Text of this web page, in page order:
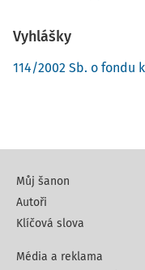
Vyhlášky
114/2002 Sb. o
Můj šanon
Autoři
Klíčová slova
Média a reklama